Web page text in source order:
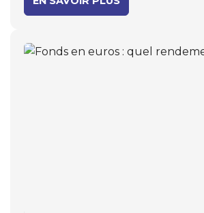
ouvert sur le site impots.gouv.fr